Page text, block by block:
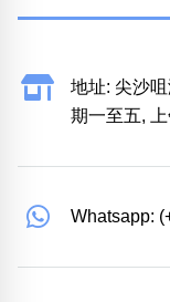
地址: 尖沙
期一至五,
Whatsapp: